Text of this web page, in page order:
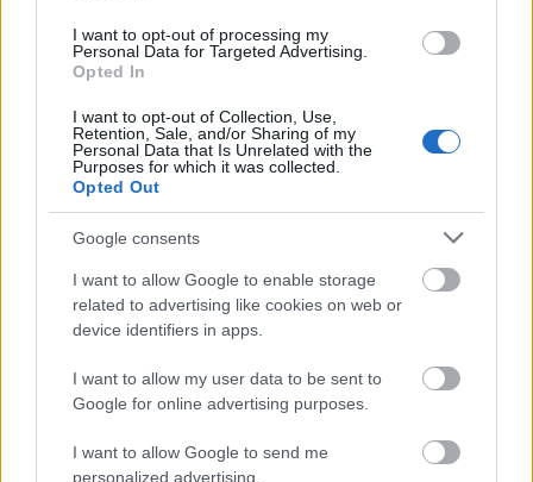
I want to opt-out of processing my
Personal Data for Targeted Advertising.
Opted In
I want to opt-out of Collection, Use,
Retention, Sale, and/or Sharing of my
Personal Data that Is Unrelated with the
Purposes for which it was collected.
Opted Out
Google consents
I want to allow Google to enable storage
related to advertising like cookies on web or
device identifiers in apps.
I want to allow my user data to be sent to
Google for online advertising purposes.
I want to allow Google to send me
personalized advertising.
Igen, ez komoly: így nézett ki Pedro
Pascal 20 évvel ezelőtt, mielőtt
világsztár lett volna
És ha már a félig vicces megjegyzéseknél tartunk:
2024-ben, amikor a színészt arról kérdezték a Today
show-ban, visszatérne-e legendás szerepéhez,
James Bondhoz, Brosnan csak annyit válaszolt:
kapcsolatban csupán egy kérése/elvárása van
Bonddal kapcsolatban: hogy az illető színész brit
legyen.